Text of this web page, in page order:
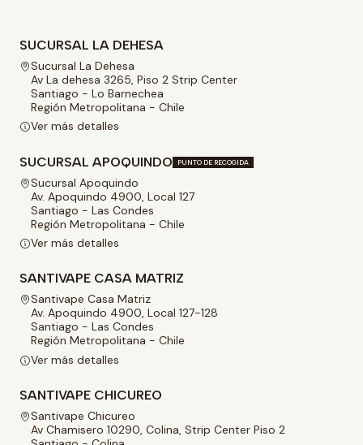
SUCURSAL LA DEHESA
Sucursal La Dehesa
Av La dehesa 3265, Piso 2 Strip Center
Santiago - Lo Barnechea
Región Metropolitana - Chile
Ver más detalles
SUCURSAL APOQUINDO PUNTO DE RECOGIDA
Sucursal Apoquindo
Av. Apoquindo 4900, Local 127
Santiago - Las Condes
Región Metropolitana - Chile
Ver más detalles
SANTIVAPE CASA MATRIZ
Santivape Casa Matriz
Av. Apoquindo 4900, Local 127-128
Santiago - Las Condes
Región Metropolitana - Chile
Ver más detalles
SANTIVAPE CHICUREO
Santivape Chicureo
Av Chamisero 10290, Colina, Strip Center Piso 2